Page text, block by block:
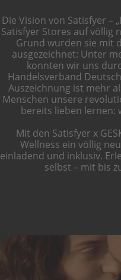
Die Vision von Satisfyer –
Satisfyer Stores auf völlig
Grund wurden sie mit
ausgezeichnet: Unter
konnten wir uns
Handelsverband
Auszeichnung ist mehr
Menschen unsere
bereits lieben lernen:
Mit den Satisfyer x
Wellness ein völlig
einladend und inklusiv.
selbst – mit bis